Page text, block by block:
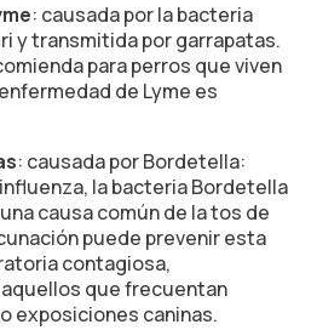
: causada por la bacteria
y transmitida por garrapatas.
para perros que viven
de Lyme es
: causada por Bordetella:
la bacteria Bordetella
causa común de la tos de
puede prevenir esta
contagiosa,
que frecuentan
exposiciones caninas.